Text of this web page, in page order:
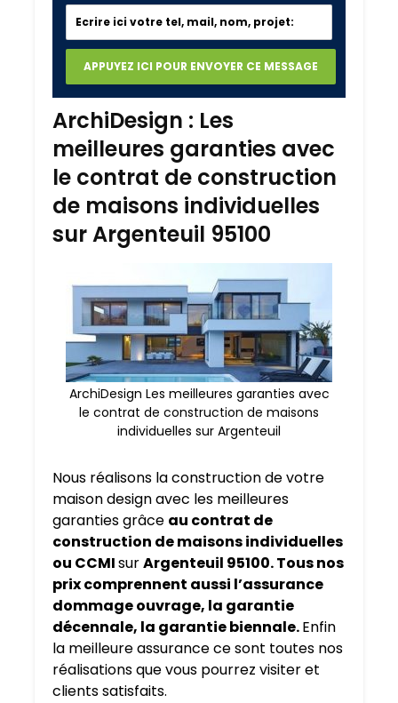
ArchiDesign : Les
meilleures garanties avec
le contrat de construction
de maisons individuelles
sur Argenteuil 95100
ArchiDesign Les meilleures garanties avec
le contrat de construction de maisons
individuelles sur Argenteuil
Nous réalisons la construction de votre
maison design avec les meilleures
garanties grâce au contrat de
construction de maisons individuelles
ou CCMIsurArgenteuil 95100. Tous nos
prix comprennent aussi l’assurance
dommage ouvrage, la garantie
décennale, la garantie biennale.Enfin
la meilleure assurance ce sont toutes nos
réalisations que vous pourrez visiter et
clients satisfaits.